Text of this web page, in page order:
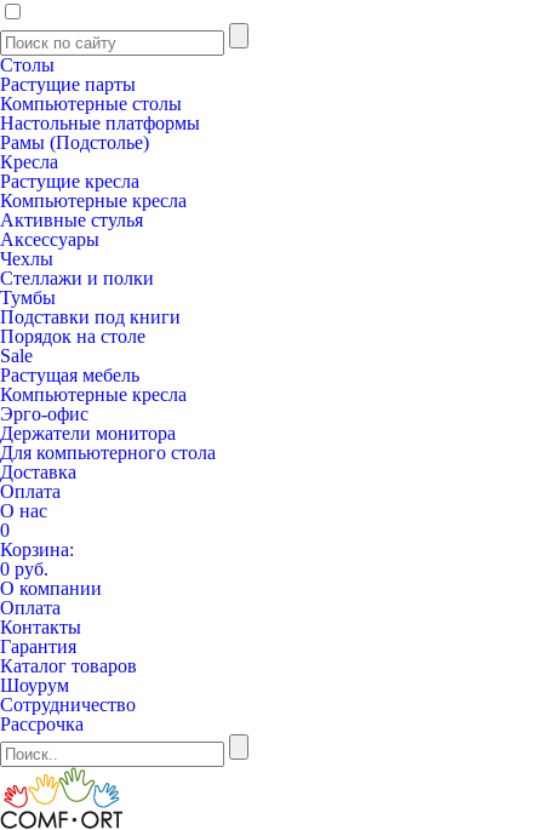
Столы
Растущие парты
Компьютерные столы
Настольные платформы
Рамы (Подстолье)
Кресла
Растущие кресла
Компьютерные кресла
Активные стулья
Аксессуары
Чехлы
Стеллажи и полки
Тумбы
Подставки под книги
Порядок на столе
Sale
Растущая мебель
Компьютерные кресла
Эрго-офис
Держатели монитора
Для компьютерного стола
Доставка
Оплата
О нас
0
Корзина:
0 руб.
О компании
Оплата
Контакты
Гарантия
Каталог товаров
Шоурум
Сотрудничество
Рассрочка